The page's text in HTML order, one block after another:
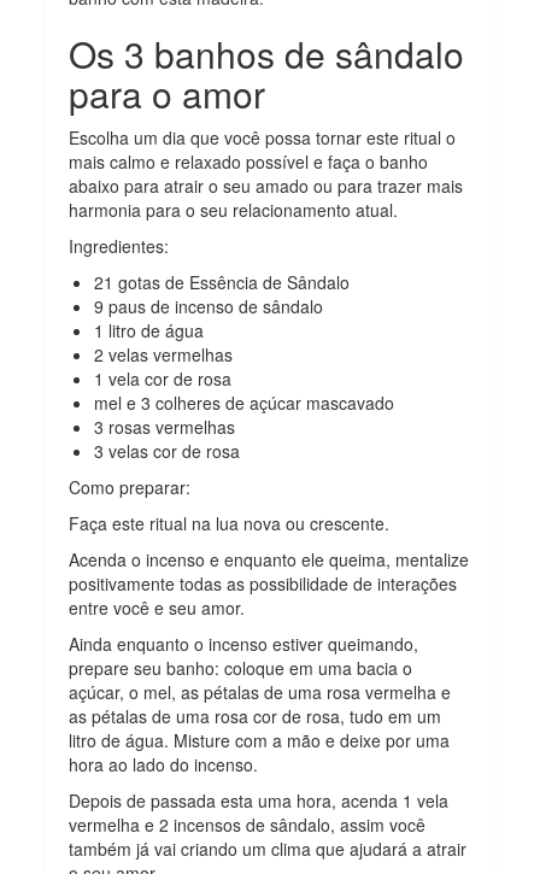
Os 3 banhos de sândalo
para o amor
Escolha um dia que você possa tornar este ritual o
mais calmo e relaxado possível e faça o banho
abaixo para atrair o seu amado ou para trazer mais
harmonia para o seu relacionamento atual.
Ingredientes:
21 gotas de Essência de Sândalo
9 paus de incenso de sândalo
1 litro de água
2 velas vermelhas
1 vela cor de rosa
mel e 3 colheres de açúcar mascavado
3 rosas vermelhas
3 velas cor de rosa
Como preparar:
Faça este ritual na lua nova ou crescente.
Acenda o incenso e enquanto ele queima, mentalize
positivamente todas as possibilidade de interações
entre você e seu amor.
Ainda enquanto o incenso estiver queimando,
prepare seu banho: coloque em uma bacia o
açúcar, o mel, as pétalas de uma rosa vermelha e
as pétalas de uma rosa cor de rosa, tudo em um
litro de água. Misture com a mão e deixe por uma
hora ao lado do incenso.
Depois de passada esta uma hora, acenda 1 vela
vermelha e 2 incensos de sândalo, assim você
também já vai criando um clima que ajudará a atrair